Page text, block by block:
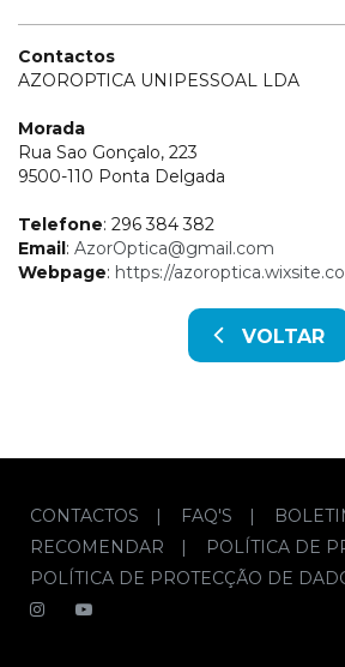
Contactos
AZOROPTICA UNIPESSOAL LDA
Morada
Rua Sao Gonçalo, 223
9500-110 Ponta Delgada
Telefone: 296 384 382
Email: AzorOptica@gmail.com
Webpage: https://
VOLTAR
CONTACTOS | FAQ'S |
RECOMENDAR
| POLÍTICA DE
POLÍTICA DE PROTECÇÃO DE